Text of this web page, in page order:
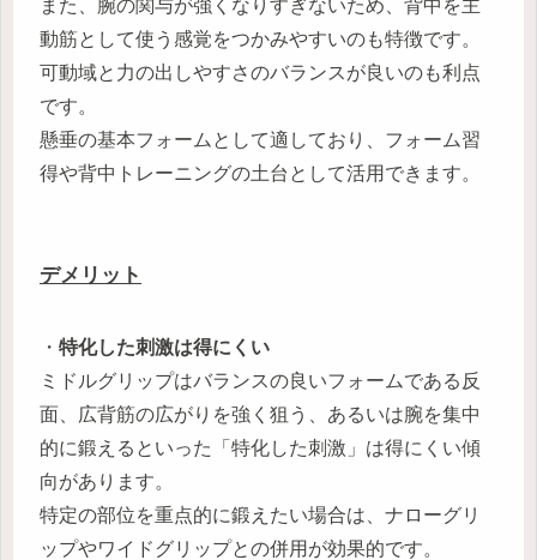
また、腕の関与が強くなりすぎないため、背中を主
動筋として使う感覚をつかみやすいのも特徴です。
可動域と力の出しやすさのバランスが良いのも利点
です。
懸垂の基本フォームとして適しており、フォーム習
得や背中トレーニングの土台として活用できます。
デメリット
・ 特化した刺激は得にくい
ミドルグリップはバランスの良いフォームである反
面、広背筋の広がりを強く狙う、あるいは腕を集中
的に鍛えるといった「特化した刺激」は得にくい傾
向があります。
特定の部位を重点的に鍛えたい場合は、ナローグリ
ップやワイドグリップとの併用が効果的です。